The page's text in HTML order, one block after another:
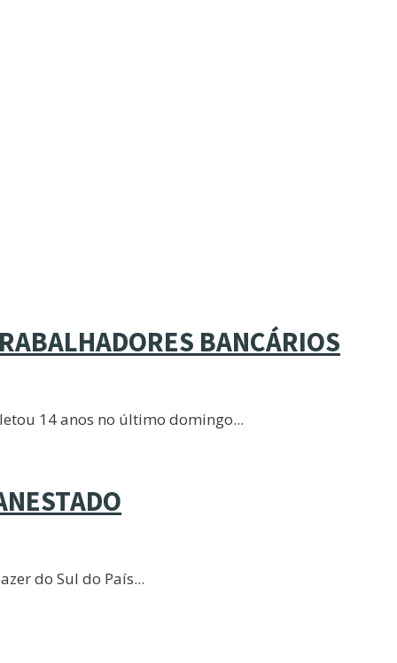
BANCÁRIOS
14 anos no último domingo...
do Sul do País...